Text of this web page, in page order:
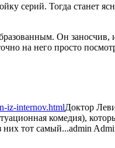
серий. Тогда станет
Он
на него просто
iz-internov.htmlДоктор
комедия),
них тот самый...admin